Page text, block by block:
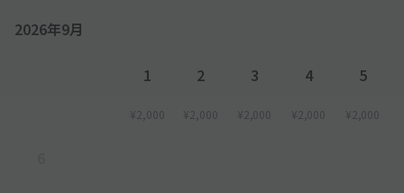
2026年9月
1
¥2,000
2
¥2,000
3
¥2,000
4
¥2,000
5
¥2,000